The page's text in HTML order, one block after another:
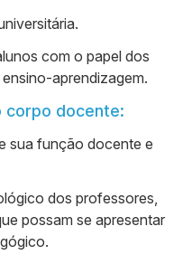
com o papel dos
aprendizagem.
corpo docente:
sua função docente e
dos professores,
possam se apresentar